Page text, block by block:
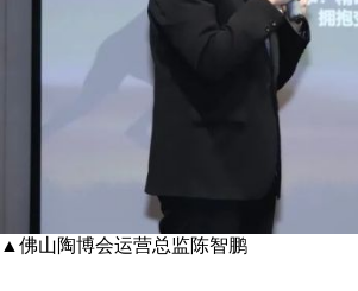
▲佛山陶博会运营总监陈智鹏